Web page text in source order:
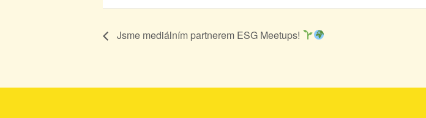
Jsme mediálním partnerem ESG Meetups!